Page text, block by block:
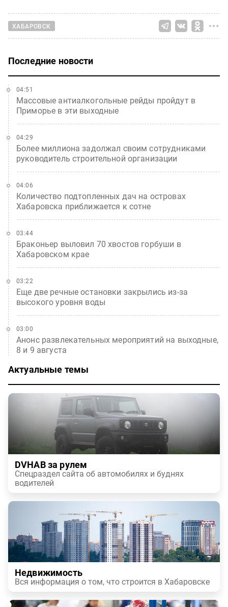
ХАБАРОВСК
Последние новости
Массовые антиалкогольные рейды пройдут в
Приморье в эти выходные
04:51
Более миллиона задолжал своим сотрудниками
руководитель строительной организации
04:29
Количество подтопленных дач на островах
Хабаровска приближается к сотне
04:06
Браконьер выловил 70 хвостов горбуши в
Хабаровском крае
03:44
Еще две речные остановки закрылись из-за
высокого уровня воды
03:22
Анонс развлекательных мероприятий на выходные,
8 и 9 августа
03:00
Актуальные темы
DVHAB за рулем
Спецраздел сайта об автомобилях и буднях
водителей
Недвижимость
Вся информация о том, что строится в Хабаровске